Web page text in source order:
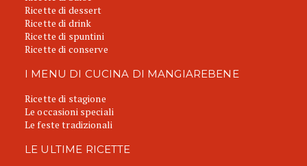
Ricette di dessert
Ricette di drink
Ricette di spuntini
Ricette di conserve
I MENU DI CUCINA DI MANGIAREBENE
Ricette di stagione
Le occasioni speciali
Le feste tradizionali
LE ULTIME RICETTE